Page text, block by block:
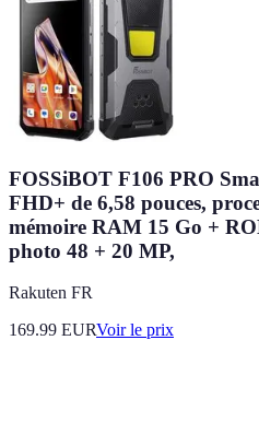
FOSSiBOT F106 PRO
FHD+ de 6,58 pouces,
mémoire RAM 15 Go +
photo 48 + 20 MP,
Rakuten FR
169.99 EURVoir le prix